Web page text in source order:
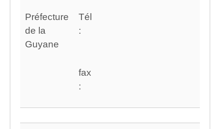
Préfecture
de la
Guyane
Tél
:
fax
: